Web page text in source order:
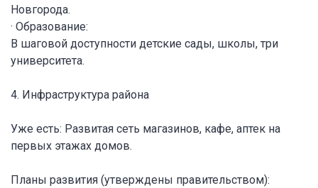
Новгорода.
· Образование:
В шаговой доступности детские сады, школы, три
университета.
4. Инфраструктура района
Уже есть: Развитая сеть магазинов, кафе, аптек на
первых этажах домов.
Планы развития (утверждены правительством):